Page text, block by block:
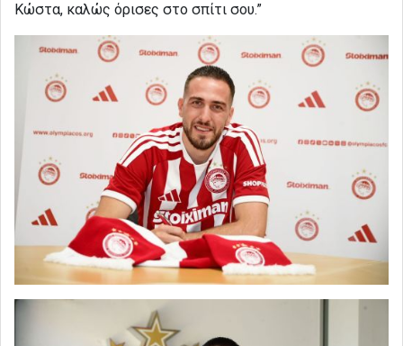
Κώστα, καλώς όρισες στο σπίτι σου.”